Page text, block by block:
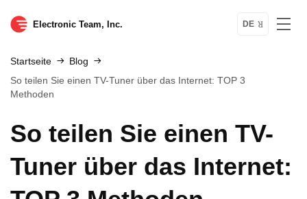
Electronic Team, Inc. DE
Startseite
Blog
So teilen Sie einen TV-Tuner über das Internet: TOP 3
Methoden
So teilen Sie einen TV-
Tuner über das Internet: